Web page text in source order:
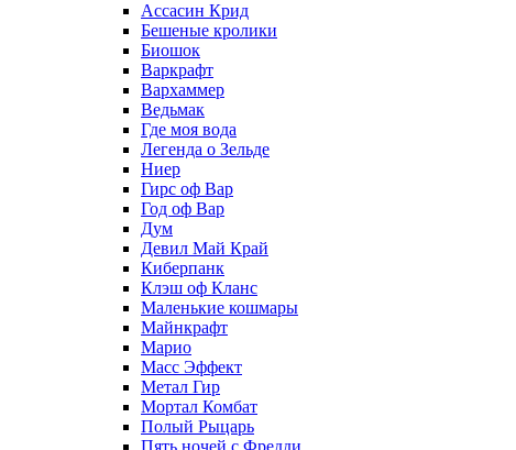
Ассасин Крид
Бешеные кролики
Биошок
Варкрафт
Вархаммер
Ведьмак
Где моя вода
Легенда о Зельде
Ниер
Гирс оф Вар
Год оф Вар
Дум
Девил Май Край
Киберпанк
Клэш оф Кланс
Маленькие кошмары
Майнкрафт
Марио
Масс Эффект
Метал Гир
Мортал Комбат
Полый Рыцарь